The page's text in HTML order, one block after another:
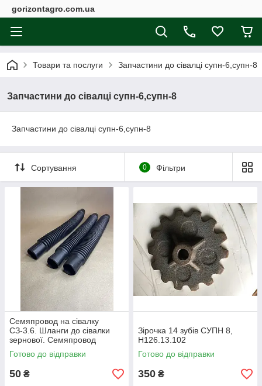
gorizontagro.com.ua
Товари та послуги Запчастини до сівалці супн-6,супн-8
Запчастини до сівалці супн-6,супн-8
Запчастини до сівалці супн-6,супн-8
Сортування 0 Фільтри
Семяпровод на сівалку
СЗ-3.6. Шланги до сівалки
зернової. Семяпровод
Червона Зірка СЗ 3.6
Готово до відправки
50 ₴
Зірочка 14 зубів СУПН 8,
Н126.13.102
Готово до відправки
350 ₴